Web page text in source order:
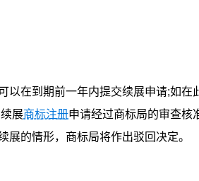
以在到期前一年内提交续展申请;如在
展商标注册申请经过商标局的审查核
的情形，商标局将作出驳回决定。